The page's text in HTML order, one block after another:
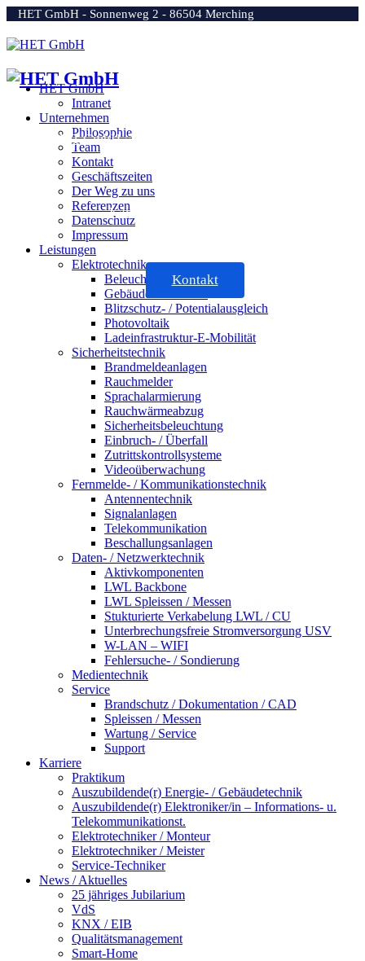
HET GmbH - Sonnenweg 2 - 86504 Merching
HET GmbH
Karriere
Kontakt
HET GmbH
Intranet
Unternehmen
Philosophie
Team
Kontakt
Geschäftszeiten
Der Weg zu uns
Referenzen
Datenschutz
Impressum
Leistungen
Elektrotechnik
Beleuchtungsanlagen
Gebäudeautomation
Blitzschutz- / Potentialausgleich
Photovoltaik
Ladeinfrastruktur-E-Mobilität
Sicherheitstechnik
Brandmeldeanlagen
Rauchmelder
Sprachalarmierung
Rauchwärmeabzug
Sicherheitsbeleuchtung
Einbruch- / Überfall
Zutrittskontrollsysteme
Videoüberwachung
Fernmelde- / Kommunikationstechnik
Antennentechnik
Signalanlagen
Telekommunikation
Beschallungsanlagen
Daten- / Netzwerktechnik
Aktivkomponenten
LWL Backbone
LWL Spleissen / Messen
Stukturierte Verkabelung LWL / CU
Unterbrechungsfreie Stromversorgung USV
W-LAN – WIFI
Fehlersuche- / Sondierung
Medientechnik
Service
Brandschutz / Dokumentation / CAD
Spleissen / Messen
Wartung / Service
Support
Karriere
Praktikum
Auszubildende(r) Energie- / Gebäudetechnik
Auszubildende(r) Elektroniker/in – Informations- u.
Telekommunikationst.
Elektrotechniker / Monteur
Elektrotechniker / Meister
Service-Techniker
News / Aktuelles
25 jähriges Jubilarium
VdS
KNX / EIB
Qualitätsmanagement
Smart-Home